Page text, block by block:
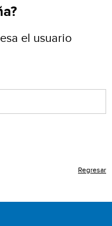
el usuario
Regresar